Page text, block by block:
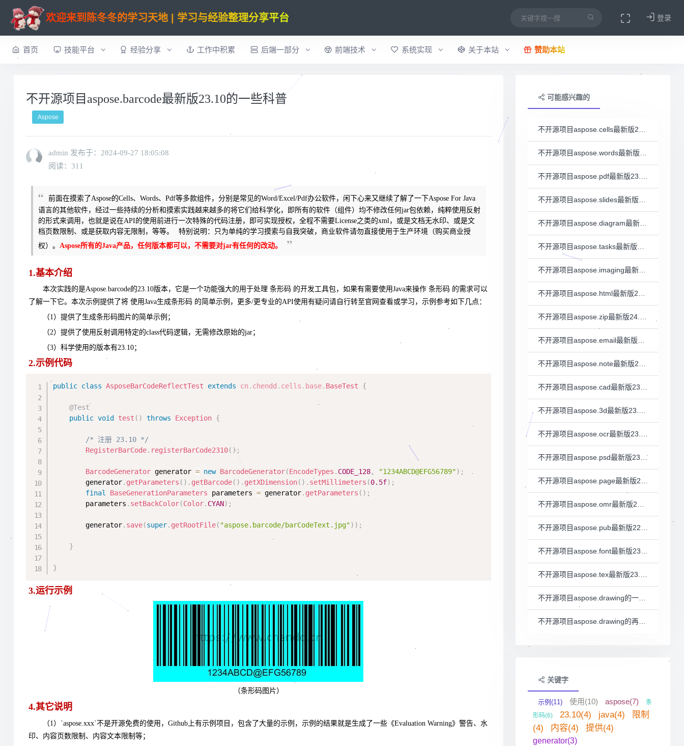
登录
欢迎来到陈冬冬的学习天地 | 学习与经验整理分享平台
首页 技能平台 经验分享 工作中积累 后端一部分 前端技术 系统实现 关于本站 赞助本站
不开源项目aspose.barcode最新版23.10的一些科普
Aspose
admin 发布于： 2024-09-27 18:05:08
阅读：311
前面在摸索了Aspose的Cells、Words、Pdf等多款组件，分别是常见的Word/Excel/Pdf办公软件，闲下心来又继续了解了一下Aspose For Java
语言的其他软件，经过一些持续的分析和摸索实践越来越多的将它们给科学化，即所有的软件（组件）均不修改任何jar包依赖，纯粹使用反射
的形式来调用，也就是说在API的使用前进行一次特殊的代码注册，即可实现授权，全程不需要License之类的xml，或是文档无水印、或是文
档页数限制、或是获取内容无限制，等等。
特别说明：只为单纯的学习摸索与自我突破，商业软件请勿直接使用于生产环境（购买商业授
权） 。 Aspose所有的Java产品，任何版本都可以，不需要对jar有任何的改动。
1.基本介绍
本次实践的是Aspose.barcode的23.10版本，它是一个功能强大的用于处理 条形码 的开发工具包，如果有需要使用Java来操作 条形码 的需求可以
了解一下它。本次示例提供了将 使用Java生成条形码 的简单示例，更多/更专业的API使用有疑问请自行转至官网查看或学习，示例参考如下几点：
（1）提供了生成条形码图片的简单示例；
（2）提供了使用反射调用特定的class代码逻辑，无需修改原始的jar；
（3）科学使用的版本有23.10；
2.示例代码
public class AsposeBarCodeReflectTest extends cn . chendd . cells . base. BaseTest {
@Test
public void test ( ) throws Exception {
/* 注册 23.10 */
RegisterBarCode. registerBarCode2310( );
BarcodeGenerator generator = new BarcodeGenerator(EncodeTypes . CODE_128, "1234ABCD@EFG56789") ;
        generator
. getParameters ( ) . getBarcode( ) . getXDimension( ) . setMillimeters (0.5f) ;
final
BaseGenerationParameters parameters = generator. getParameters ( ) ;
        parameters
. setBackColor(Color. CYAN) ;
        generator
. save(super. getRootFile( "aspose.barcode/barCodeText.jpg") ) ;
}
}
3.运行示例
（条形码图片）
4.其它说明
（1）`aspose.xxx`不是开源免费的使用，Github上有示例项目，包含了大量的示例，示例的结果就是生成了一些《Evaluation Warning》警告、水
印、内容页数限制、内容文本限制等；
可能感兴趣的
不开源项目aspose.diagram最新版23.10的一些科普
不开源项目aspose.tasks最新版23.10的一些科普
不开源项目aspose.imaging最新版23.10的一些科普
不开源项目aspose.psd最新版23.10的一些科普
不开源项目aspose.drawing的一些科普
不开源项目aspose.drawing的再次科学实践
关键字
示例(11) 使用(10) aspose(7)
条
形码(6)
23.10(4) java(4)
限制
(4)
内容(4) 提供(4)
generator(3)